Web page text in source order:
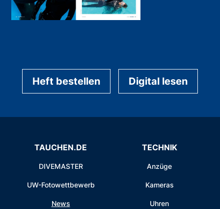
Heft bestellen Digital lesen
TAUCHEN.DE
DIVEMASTER
UW-Fotowettbewerb
News
TECHNIK
Anzüge
Kameras
Uhren